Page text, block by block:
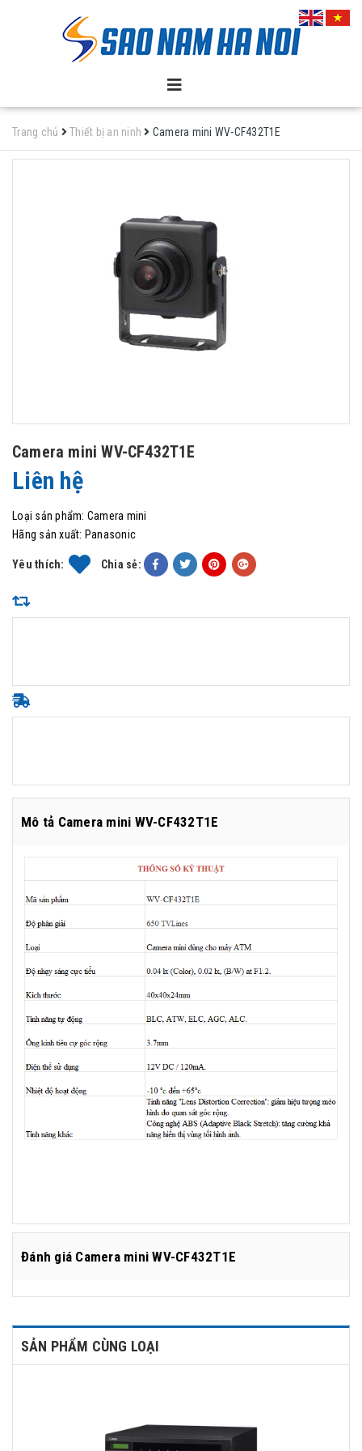
Trang chủ Thiết bị an ninh Camera mini WV-CF432T1E
Camera mini WV-CF432T1E
Liên hệ
Loại sản phẩm: Camera mini
Hãng sản xuất: Panasonic
Yêu thích: Chia sẻ:
Mô tả Camera mini WV-CF432T1E
Đánh giá Camera mini WV-CF432T1E
SẢN PHẨM CÙNG LOẠI